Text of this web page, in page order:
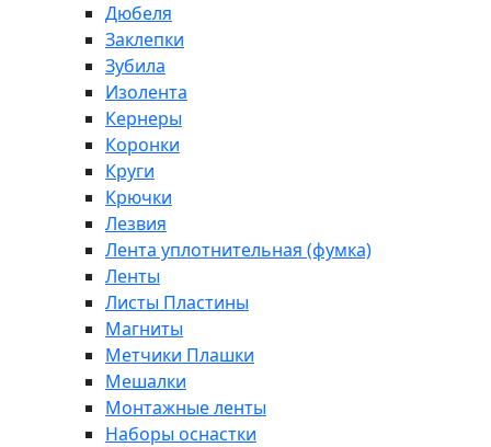
Дюбеля
Заклепки
Зубила
Изолента
Кернеры
Коронки
Круги
Крючки
Лезвия
Лента уплотнительная (фумка)
Ленты
Листы Пластины
Магниты
Метчики Плашки
Мешалки
Монтажные ленты
Наборы оснастки